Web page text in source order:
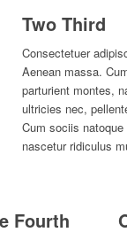
Two Third
Consectetuer
Aenean massa.
parturient montes,
ultricies nec,
Cum sociis
nascetur ridiculus
Fourth